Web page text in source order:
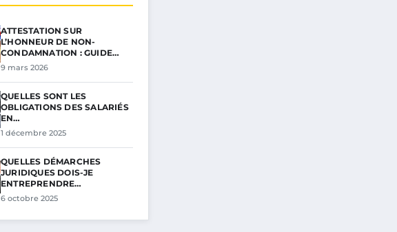
ATTESTATION SUR
L’HONNEUR DE NON-
CONDAMNATION : GUIDE…
9 mars 2026
QUELLES SONT LES
OBLIGATIONS DES SALARIÉS
EN…
1 décembre 2025
QUELLES DÉMARCHES
JURIDIQUES DOIS-JE
ENTREPRENDRE…
6 octobre 2025